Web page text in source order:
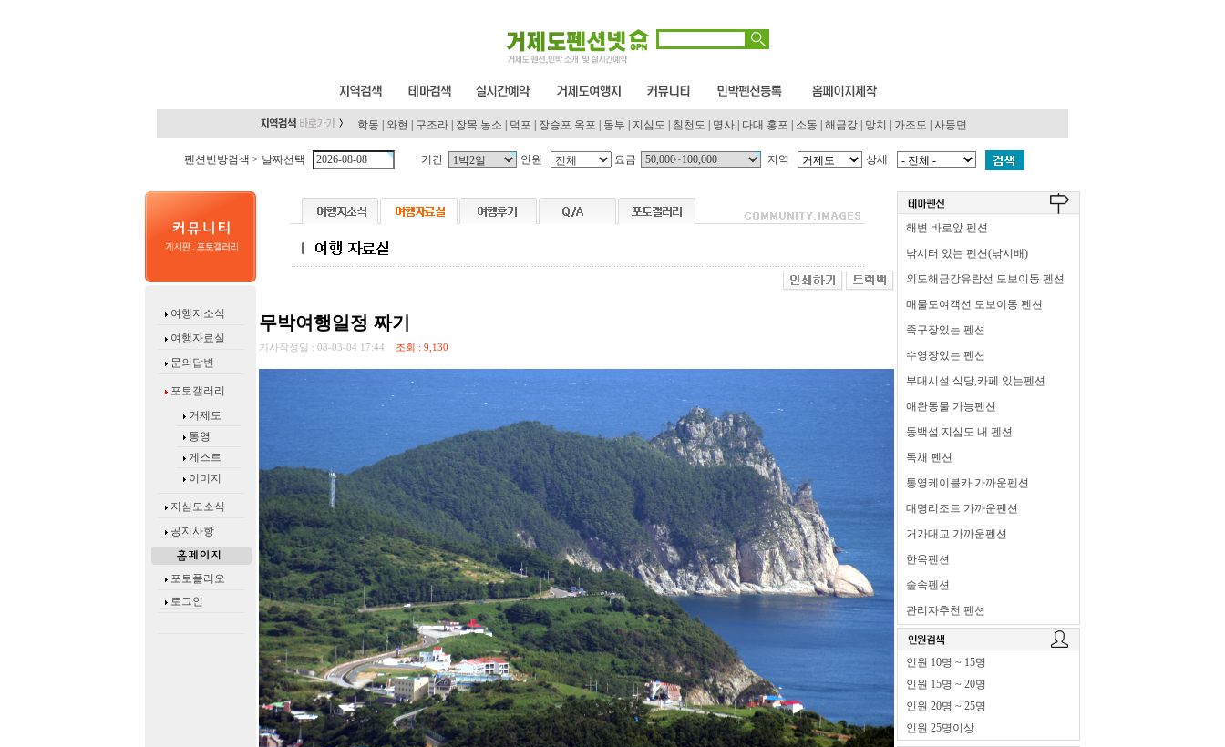
학동 와현 구조라 장목.농소 덕포 장승포.옥포 동부 지심도 칠천도 명사 다대.홍포 소동 해금강 망치 가조도 사등면
펜션빈방검색 > 날짜선택 기간 인원 요금 지역 상세
여행지소식
여행자료실
문의답변
포토갤러리
거제도
통영
게스트
이미지
지심도소식
공지사항
포토폴리오
로그인
무박여행일정 짜기
기사작성일 : 08-03-04 17:44 조회 : 9,130
해변 바로앞 펜션
낚시터 있는 펜션(낚시배)
외도해금강유람선 도보이동 펜션
매물도여객선 도보이동 펜션
족구장있는 펜션
수영장있는 펜션
부대시설 식당,카페 있는펜션
애완동물 가능펜션
동백섬 지심도 내 펜션
독채 펜션
통영케이블카 가까운펜션
대명리조트 가까운펜션
거가대교 가까운펜션
한옥펜션
숲속펜션
관리자추천 펜션
인원 10명 ~ 15명
인원 15명 ~ 20명
인원 20명 ~ 25명
인원 25명이상